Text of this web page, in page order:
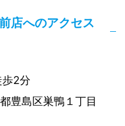
店へのアクセス
2分
豊島区巣鴨１丁目